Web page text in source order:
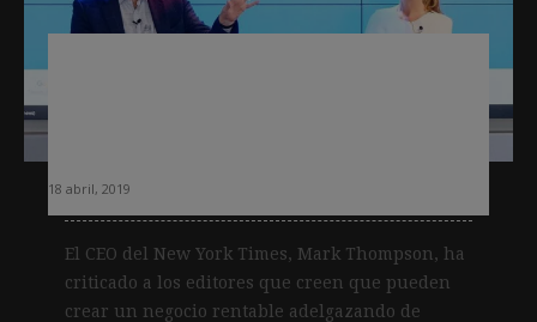
18 abril, 2019
El CEO del New York Times, Mark Thompson, ha
criticado a los editores que creen que pueden
crear un negocio rentable adelgazando de